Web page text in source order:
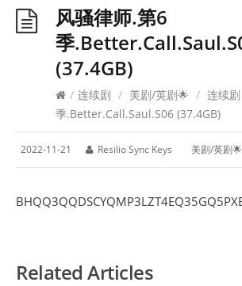
风骚律师.第6
季
(37.4GB)
/ 连续剧 / 美剧/英剧🌟 / 连续剧
季.Better.Call.Saul.S06 (37.4GB)
2022-11-21 Resilio Sync Keys 美剧/英剧🌟
Related Articles